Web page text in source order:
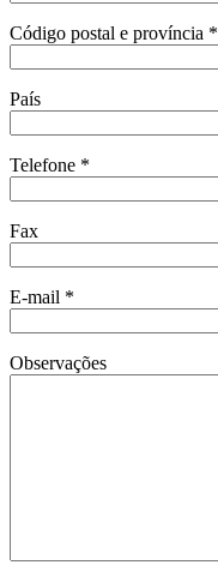
Código postal e província *
País
Telefone *
Fax
E-mail *
Observações